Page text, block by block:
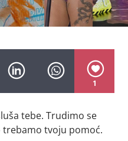
1
tebe. Trudimo se
trebamo tvoju pomoć.